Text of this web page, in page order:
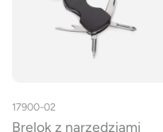
17900-02
Brelok z narzędziami